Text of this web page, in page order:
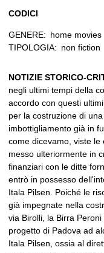
CODICI
GENERE: home movies
TIPOLOGIA: non fiction
NOTIZIE STORICO-
negli ultimi tempi della
accordo con questi
per la costruzione di
imbottigliamento già in
come dicevamo, viste le
messo ulteriormente in
finanziari con le ditte
entrò in possesso
Itala Pilsen. Poiché le
già impegnate nella
via Birolli, la Birra
progetto di Padova ad
Itala Pilsen, ossia al